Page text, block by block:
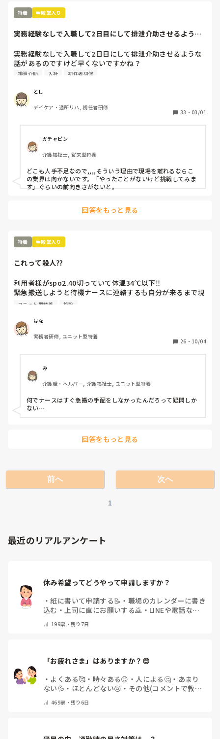
特養 👑殿堂入り
実務経験なしで入職して2日目にして排泄介助させるような
実務経験なしで入職して2日目にして排泄介助させるような
話があるのですけど早くないですかね？
すでに退職を検討せざるおえない気持ちでいます。
排泄介助 入社 初任者研修
とし
デイケア・通所リハ, 初任者研修
33 ・ 03/01
ガチャピン
介護福祉士, 従来型特養
どこも人手不足なので,,,,そういう理由で現場を離れるならこ
の業界は向かないです。「やったことがないけど挑戦してみま
す」ぐらいの前向きさがないと。
回答をもっと見る
特養 👑殿堂入り
これって殺人⁇
利用者様がspo2.40切っていて体温34℃以下‼︎
緊急搬送しようと待機ナースに連絡するも自分が来るまで現
状維持って指示。その間にも大量便でベットは便まみれ、ナ
結局翌日この利用者様は亡くなられましたが、これって殺人
にならないんですかね⁇
ユニット型特養 施設
はな
実務者研修, ユニット型特養
26 ・ 10/04
み
介護職・ヘルパー, 介護福祉士, ユニット型特養
何でナースはすぐ急搬の手配をしなかったんだろって疑問しか
ない…
回答をもっと見る
前へ
1
次へ
最近のリアルアンケート
休み希望ってどうやって申請しますか？
・紙に書いて申請する📝 ・ 職場のカレンダーに書き
込む ・ 上司に直にお願いする🙇 ・ LINEや電話など
199票・残り7日
「お疲れさま」はありますか？😊
・ よくある🥰 ・ 時々ある😊 ・ 人による🤔 ・ あまり
ない💦 ・ ほとんどない😢 ・ その他(コメントで教え
469票・残り6日